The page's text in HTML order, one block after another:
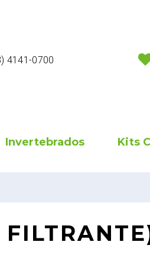
4141-0700
Invertebrados Kits